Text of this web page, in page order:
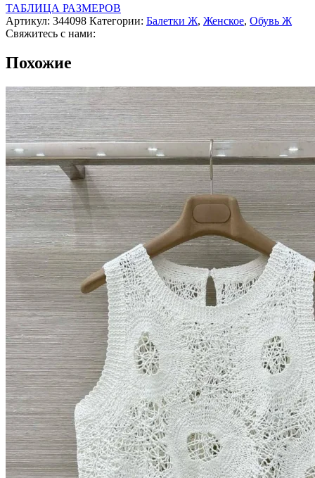
ТАБЛИЦА РАЗМЕРОВ
Артикул: 344098 Категории: Балетки Ж, Женское, Обувь Ж
Свяжитесь с нами:
Похожие